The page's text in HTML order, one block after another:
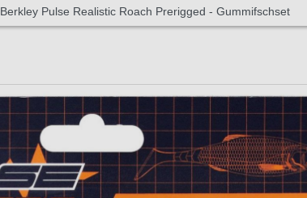
Berkley Pulse Realistic Roach Prerigged - Gummifschset